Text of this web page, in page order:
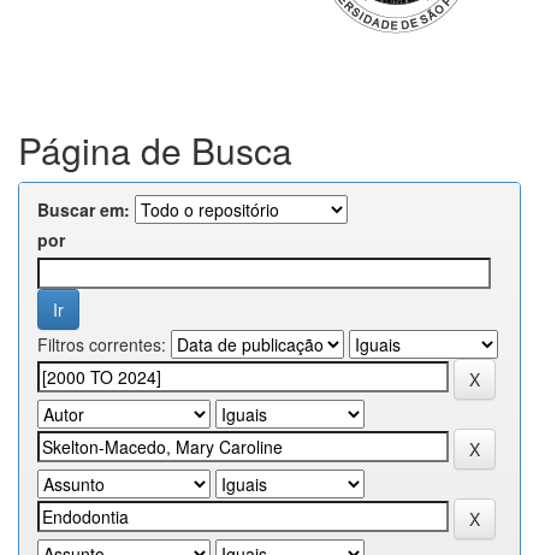
Página de Busca
Buscar em:
por
Filtros correntes: